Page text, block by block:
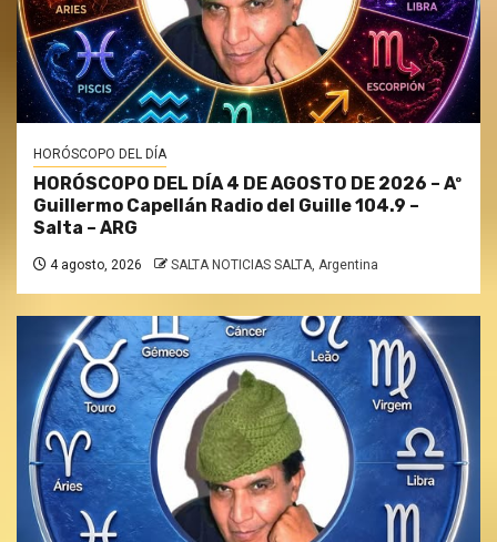
HORÓSCOPO DEL DÍA
HORÓSCOPO DEL DÍA 4 DE AGOSTO DE 2026 – Aº
Guillermo Capellán Radio del Guille 104.9 –
Salta – ARG
4 agosto, 2026 SALTA NOTICIAS SALTA, Argentina